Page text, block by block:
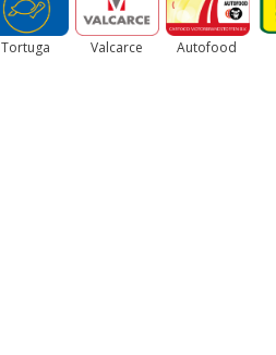
Tortuga Valcarce Autofood